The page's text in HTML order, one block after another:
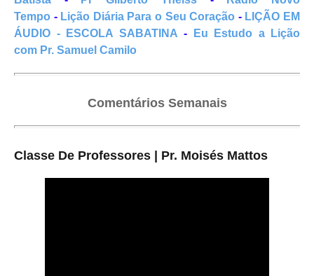
Tempo - Lição Diária Para o Seu Coração - LIÇÃO EM
ÁUDIO - ESCOLA SABATINA -
Eu Estudo a Lição
com Pr. Samuel Camilo
Comentários Semanais
Classe De Professores | Pr. Moisés Mattos